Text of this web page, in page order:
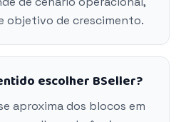
objetivo de crescimento.
escolher BSeller?
aproxima dos blocos em